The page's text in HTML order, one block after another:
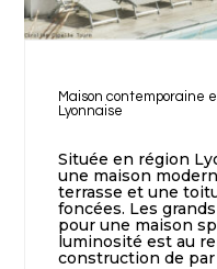
Maison contemporaine
Lyonnaise
Située en région
une maison
terrasse et une
foncées. Les
pour une maison
luminosité est au
construction de par